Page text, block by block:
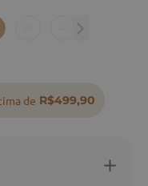
de R$499,90